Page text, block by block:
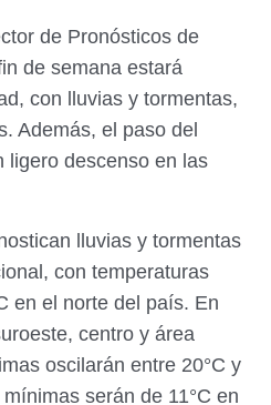
de Pronósticos de
de semana estará
con lluvias y tormentas,
Además, el paso del
ligero descenso en las
lluvias y tormentas
con temperaturas
en el norte del país. En
centro y área
oscilarán entre 20°C y
serán de 11°C en